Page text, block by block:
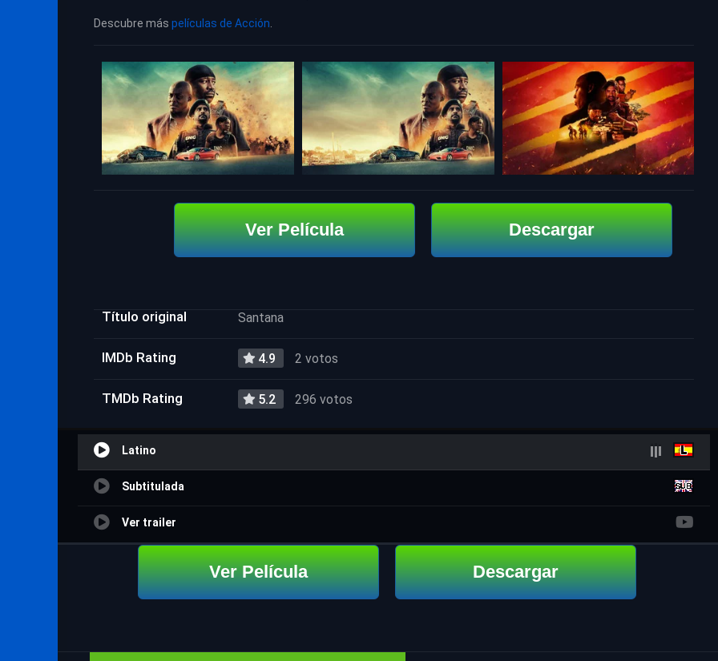
Descubre más películas de Acción
Ver Película Descargar
Título original Santana
IMDb Rating 4.9 2 votos
TMDb Rating 5.2 296 votos
Latino
Subtitulada
Ver trailer
Ver Película Descargar